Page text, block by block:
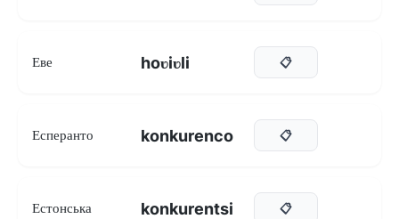
Еве hoʋiʋli 📋
Есперанто konkurenco 📋
Естонська konkurentsi 📋